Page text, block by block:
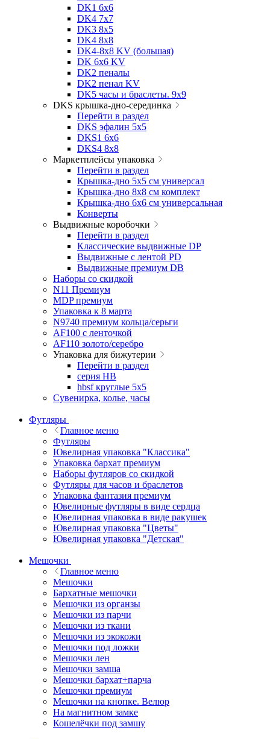
DK1 6x6
DK4 7х7
DK3 8x5
DK4 8x8
DK4-8x8 KV (большая)
DK 6х6 KV
DK2 пеналы
DK2 пенал KV
DK5 часы и браслеты. 9x9
DKS крышка-дно-серединка
Перейти в раздел
DKS эфалин 5x5
DKS1 6x6
DKS4 8x8
Маркетплейсы упаковка
Перейти в раздел
Крышка-дно 5x5 см универсал
Крышка-дно 8x8 см комплект
Крышка-дно 6x6 см универсальная
Конверты
Выдвижные коробочки
Перейти в раздел
Классические выдвижные DP
Выдвижные с лентой PD
Выдвижные премиум DB
Наборы со скидкой
N11 Премиум
MDP премиум
Упаковка к 8 марта
N9740 премиум кольца/серьги
AF100 с ленточкой
AF110 золото/серебро
Упаковка для бижутерии
Перейти в раздел
серия HB
hbsf круглые 5x5
Сувенирка, колье, часы
Футляры
Главное меню
Футляры
Ювелирная упаковка "Классика"
Упаковка бархат премиум
Наборы футляров со скидкой
Футляры для часов и браслетов
Упаковка фантазия премиум
Ювелирные футляры в виде сердца
Ювелирная упаковка в виде ракушек
Ювелирная упаковка "Цветы"
Ювелирная упаковка "Детская"
Мешочки
Главное меню
Мешочки
Бархатные мешочки
Мешочки из органзы
Мешочки из парчи
Мешочки из ткани
Мешочки из экокожи
Мешочки под ложки
Мешочки лен
Мешочки замша
Мешочки бархат+парча
Мешочки премиум
Мешочки на кнопке. Велюр
На магнитном замке
Кошелёчки под замшу